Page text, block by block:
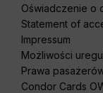
Oświadczenie o
Statement of
Impressum
Możliwości
Prawa
Condor Cards